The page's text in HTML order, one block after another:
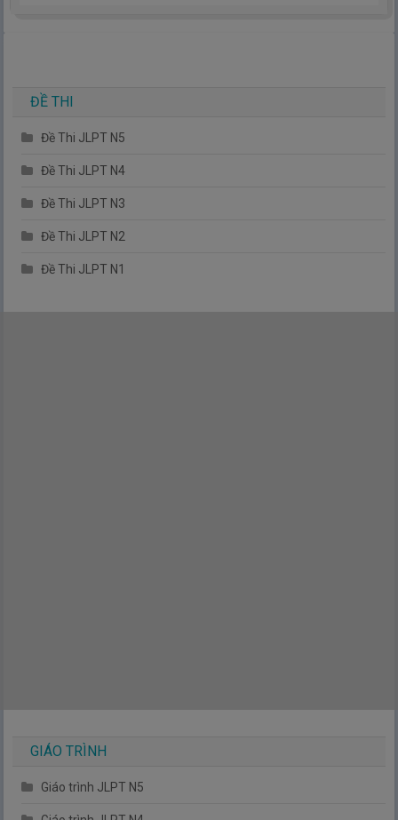
ĐỀ THI
Đề Thi JLPT N5
Đề Thi JLPT N4
Đề Thi JLPT N3
Đề Thi JLPT N2
Đề Thi JLPT N1
GIÁO TRÌNH
Giáo trình JLPT N5